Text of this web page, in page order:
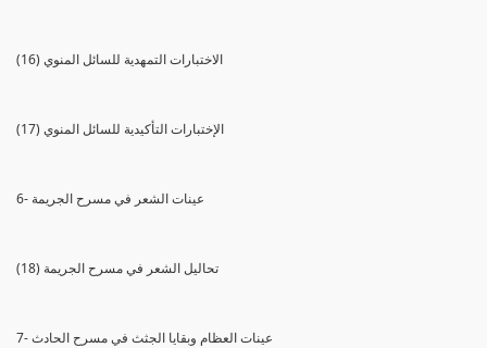
(16) الاختبارات التمهدية للسائل المنوي
(17) الإختبارات التأكيدية للسائل المنوي
6- عينات الشعر في مسرح الجريمة
(18) تحاليل الشعر في مسرح الجريمة
7- عينات العظام وبقايا الجثث في مسرح الحادث